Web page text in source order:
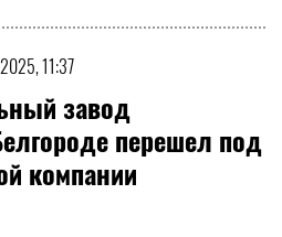
2025, 11:37
завод
перешел под
компании